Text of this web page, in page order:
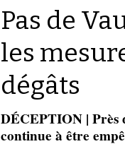
DOPAGE
Pas de
les
dégâts
DÉCEPTION | Près
continue à être